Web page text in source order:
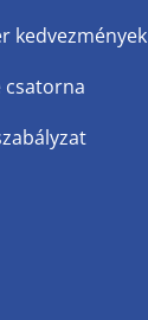
kedvezmények